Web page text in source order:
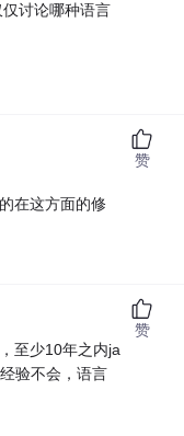
讨论哪种语言
在这方面的修
赞
至少10年之内ja
验不会，语言
赞